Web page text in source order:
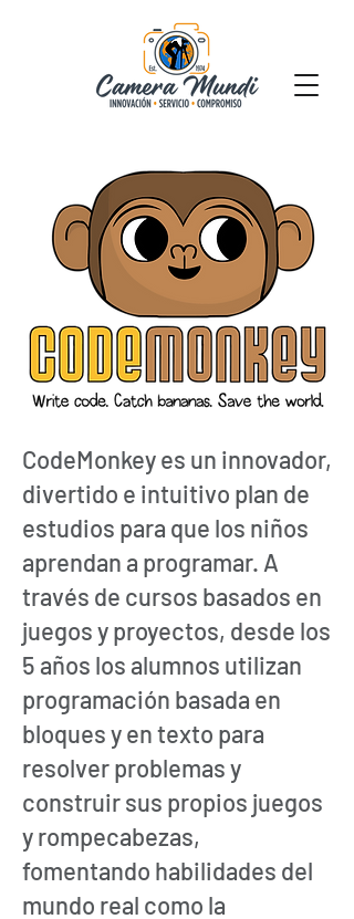
CodeMonkey es un innovador,
divertido e intuitivo plan de
estudios para que los niños
aprendan a programar. A
través de cursos basados en
juegos y proyectos, desde los
5 años los alumnos utilizan
programación basada en
bloques y en texto para
resolver problemas y
construir sus propios juegos
y rompecabezas,
fomentando habilidades del
mundo real como la